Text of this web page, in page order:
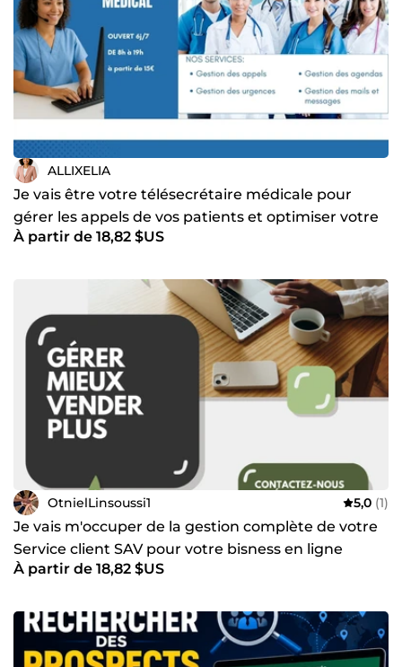
ALLIXELIA
Je vais être votre télésecrétaire médicale pour
gérer les appels de vos patients et optimiser votre
agenda
À partir de 18,82 $US
OtnielLinsoussi1 5,0 (1)
Je vais m'occuper de la gestion complète de votre
Service client SAV pour votre bisness en ligne
À partir de 18,82 $US